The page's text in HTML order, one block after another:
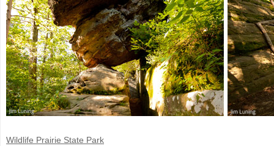
Wildlife Prairie State Park